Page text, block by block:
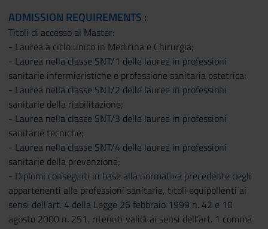
ADMISSION REQUIREMENTS :
Titoli di accesso al Master:
- Laurea a ciclo unico in Medicina e Chirurgia;
- Laurea nella classe SNT/1 delle lauree in professioni
sanitarie infermieristiche e professione sanitaria ostetrica;
- Laurea nella classe SNT/2 delle lauree in professioni
sanitarie della riabilitazione;
- Laurea nella classe SNT/3 delle lauree in professioni
sanitarie tecniche;
- Laurea nella classe SNT/4 delle lauree in professioni
sanitarie della prevenzione;
- Diplomi conseguiti in base alla normativa precedente degli
appartenenti alle professioni sanitarie, titoli equipollenti ai
sensi dell’art. 4 della Legge 26 febbraio 1999 n. 42 e 10
agosto 2000 n. 251, ritenuti validi ai sensi dell’art. 1 comma